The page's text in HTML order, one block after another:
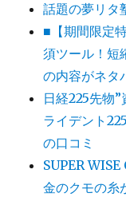
話題の夢リ
■【期間限定
須ツール！短
の内容がネタ
日経225先物
ライデント
の口コミ
SUPER
金のクモの糸